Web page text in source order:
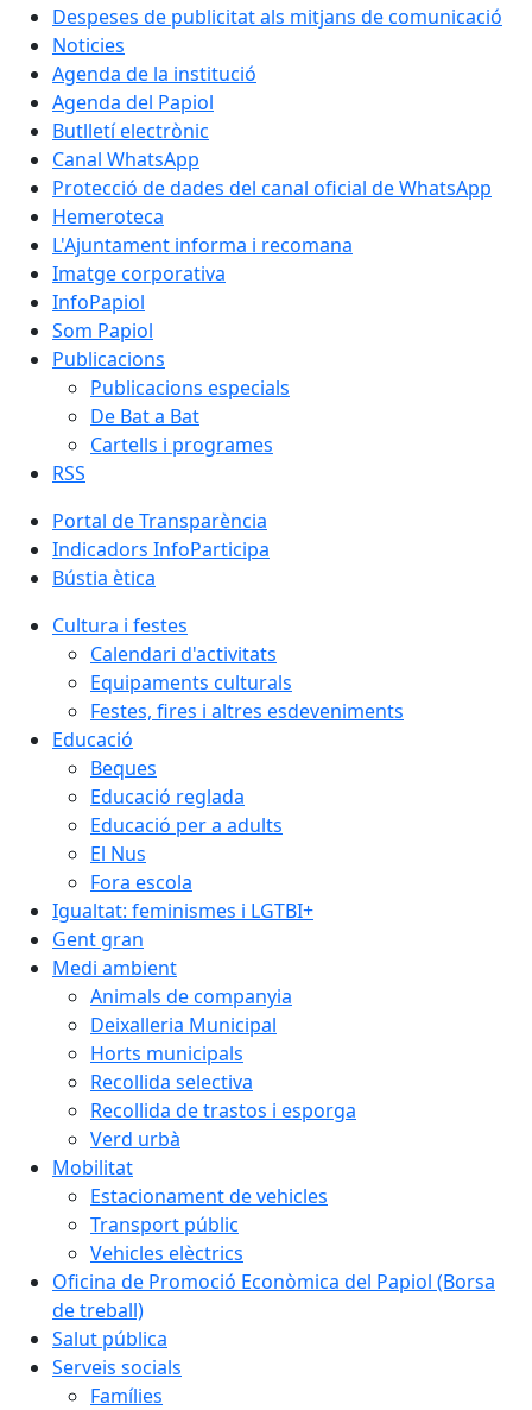
Despeses de publicitat als mitjans de comunicació
Noticies
Agenda de la institució
Agenda del Papiol
Butlletí electrònic
Canal WhatsApp
Protecció de dades del canal oficial de WhatsApp
Hemeroteca
L'Ajuntament informa i recomana
Imatge corporativa
InfoPapiol
Som Papiol
Publicacions
Publicacions especials
De Bat a Bat
Cartells i programes
RSS
Portal de Transparència
Indicadors InfoParticipa
Bústia ètica
Cultura i festes
Calendari d'activitats
Equipaments culturals
Festes, fires i altres esdeveniments
Educació
Beques
Educació reglada
Educació per a adults
El Nus
Fora escola
Igualtat: feminismes i LGTBI+
Gent gran
Medi ambient
Animals de companyia
Deixalleria Municipal
Horts municipals
Recollida selectiva
Recollida de trastos i esporga
Verd urbà
Mobilitat
Estacionament de vehicles
Transport públic
Vehicles elèctrics
Oficina de Promoció Econòmica del Papiol (Borsa
de treball)
Salut pública
Serveis socials
Famílies